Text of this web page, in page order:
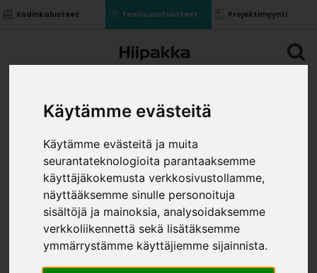
Käytämme evästeitä
Käytämme evästeitä ja muita
seurantateknologioita parantaaksemme
käyttäjäkokemusta verkkosivustollamme,
näyttääksemme sinulle personoituja
sisältöjä ja mainoksia, analysoidaksemme
verkkoliikennettä sekä lisätäksemme
ymmärrystämme käyttäjiemme sijainnista.
Kodinkalusteet Teollisuustuotteet Projektimyynti